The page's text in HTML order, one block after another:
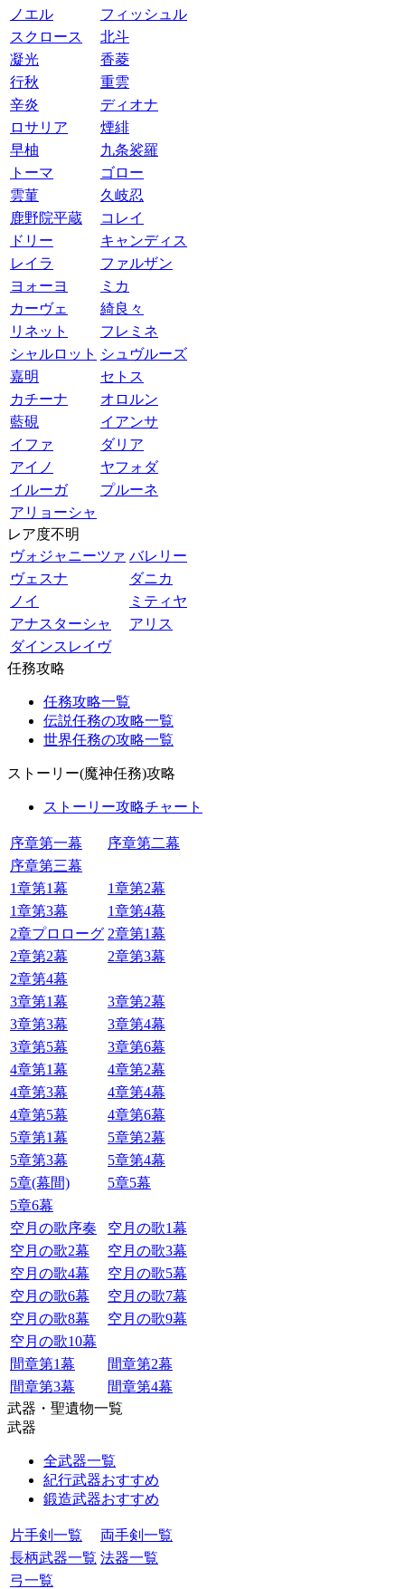
ノエル
フィッシュル
スクロース
北斗
凝光
香菱
行秋
重雲
辛炎
ディオナ
ロサリア
煙緋
早柚
九条裟羅
トーマ
ゴロー
雲菫
久岐忍
鹿野院平蔵
コレイ
ドリー
キャンディス
レイラ
ファルザン
ヨォーヨ
ミカ
カーヴェ
綺良々
リネット
フレミネ
シャルロット シュヴルーズ
嘉明
セトス
カチーナ
オロルン
藍硯
イアンサ
イファ
ダリア
アイノ
ヤフォダ
イルーガ
プルーネ
アリョーシャ
レア度不明
ヴォジャニーツァ バレリー
ヴェスナ
ダニカ
ノイ
ミティヤ
アナスターシャ
アリス
ダインスレイヴ
任務攻略
任務攻略一覧
伝説任務の攻略一覧
世界任務の攻略一覧
ストーリー(魔神任務)攻略
ストーリー攻略チャート
序章第一幕
序章第二幕
序章第三幕
1章第1幕
1章第2幕
1章第3幕
1章第4幕
2章プロローグ 2章第1幕
2章第2幕
2章第3幕
2章第4幕
3章第1幕
3章第2幕
3章第3幕
3章第4幕
3章第5幕
3章第6幕
4章第1幕
4章第2幕
4章第3幕
4章第4幕
4章第5幕
4章第6幕
5章第1幕
5章第2幕
5章第3幕
5章第4幕
5章(幕間)
5章5幕
5章6幕
空月の歌序奏
空月の歌1幕
空月の歌2幕
空月の歌3幕
空月の歌4幕
空月の歌5幕
空月の歌6幕
空月の歌7幕
空月の歌8幕
空月の歌9幕
空月の歌10幕
間章第1幕
間章第2幕
間章第3幕
間章第4幕
武器・聖遺物一覧
武器
全武器一覧
紀行武器おすすめ
鍛造武器おすすめ
片手剣一覧
両手剣一覧
長柄武器一覧 法器一覧
弓一覧